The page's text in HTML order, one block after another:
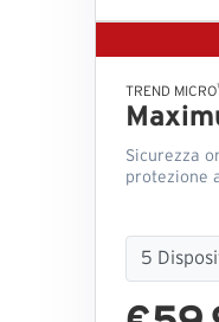
TREND MICRO
Sicurezza
protezione